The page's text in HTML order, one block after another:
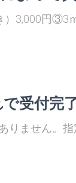
3,000円③3
受付完
りません。